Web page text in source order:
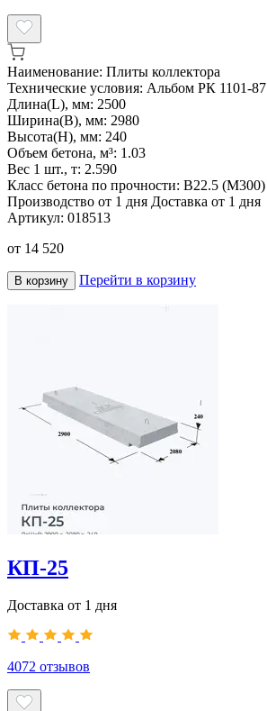
Наименование: Плиты коллектора
Технические условия: Альбом РК 1101-87
Длина(L), мм: 2500
Ширина(B), мм: 2980
Высота(H), мм: 240
Объем бетона, м³: 1.03
Вес 1 шт., т: 2.590
Класс бетона по прочности: B22.5 (M300)
Производство от 1 дня Доставка от 1 дня
Артикул: 018513
от 14 520
В корзину Перейти в корзину
КП-25
Доставка от 1 дня
4072 отзывов